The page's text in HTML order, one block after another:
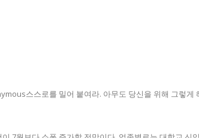
스스로를 밀어 붙여라. 아무도 당신을 위해 그렇게